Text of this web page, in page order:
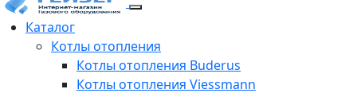
Каталог
Котлы отопления
Котлы отопления Buderus
Котлы отопления Viessmann